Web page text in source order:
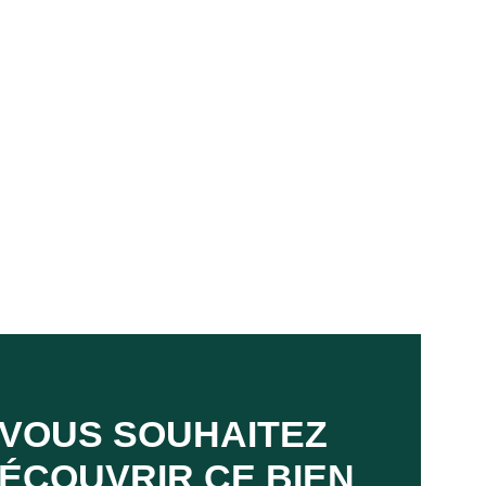
SOUHAITEZ
CE BIEN